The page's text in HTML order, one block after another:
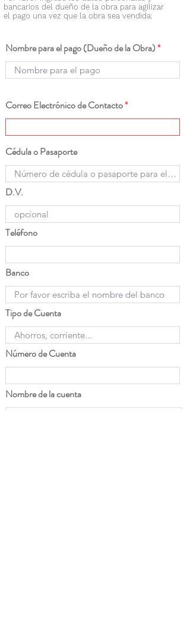
bancarios del dueño de la obra para agilizar
el pago una vez que la obra sea vendida:
Nombre para el pago (Dueño de la Obra)
Correo Electrónico de Contacto
Cédula o Pasaporte
D.V.
Teléfono
Banco
Tipo de Cuenta
Número de Cuenta
Nombre de la cuenta